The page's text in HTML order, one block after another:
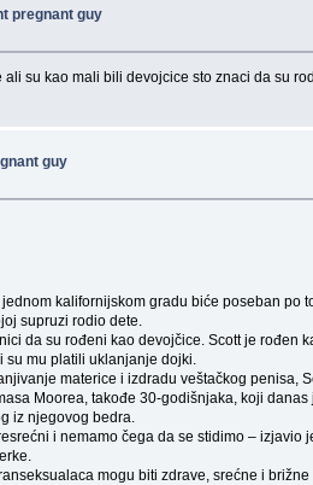
pregnant guy
su kao mali bili devojcice sto znaci da su
guy
kalifornijskom gradu biće poseban po
supruzi rodio dete.
da su rođeni kao devojčice. Scott je rođen
mu platili uklanjanje dojki.
materice i izdradu veštačkog penisa,
Moorea, takođe 30-godišnjaka, koji
iz njegovog bedra.
i nemamo čega da se stidimo –
mogu biti zdrave, srećne i brižne